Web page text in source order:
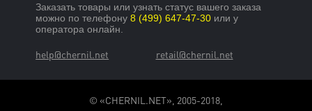
Заказать товары или узнать статус вашего заказа
можно по телефону8 (499) 647-47-30 или у
оператора онлайн.
help@chernil.net retail@chernil.net
© «CHERNIL.NET», 2005-2018,